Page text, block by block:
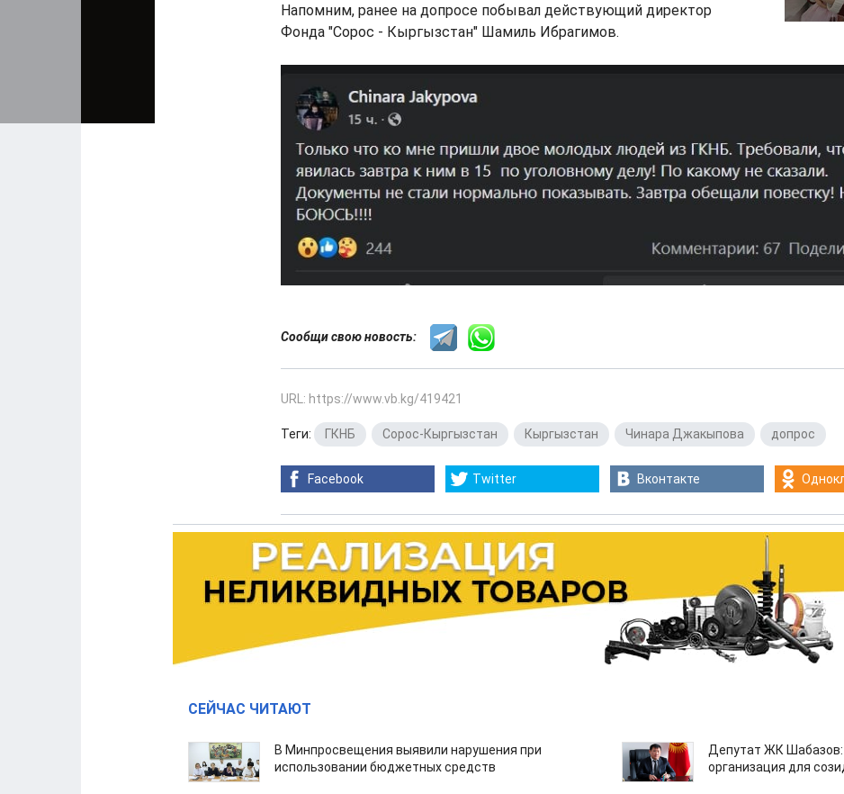
Напомним, ранее на допросе побывал действующий директор
Фонда "Сорос - Кыргызстан" Шамиль Ибрагимов.
Сообщи свою новость:
URL: https://www.vb.kg/419421
Теги: ГКНБ Сорос-Кыргызстан Кыргызстан Чинара Джакыпова допрос
Facebook Twitter Вконтакте
СЕЙЧАС ЧИТАЮТ
В Минпросвещения выявили нарушения при
использовании бюджетных средств
Депутат ЖК
организация для